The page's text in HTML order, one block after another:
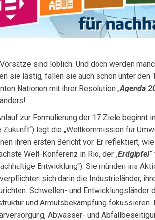
sind löblich. Und doch werden
sie lästig, fallen sie auch schon unter den
Nationen mit ihrer Resolution „Agenda
zur Formulierung der 17 Ziele beginnt
Zukunft“) legt die „Weltkommission für
ihren ersten Bericht vor. Er reflektiert,
Welt-Konferenz in Rio, der „Erdgipfel“
Entwicklung“). Sie münden ins
sich darin die Industrielän­der,
Schwellen- und Entwicklungsländer
und Armutsbekämpfung
Abwasser- und